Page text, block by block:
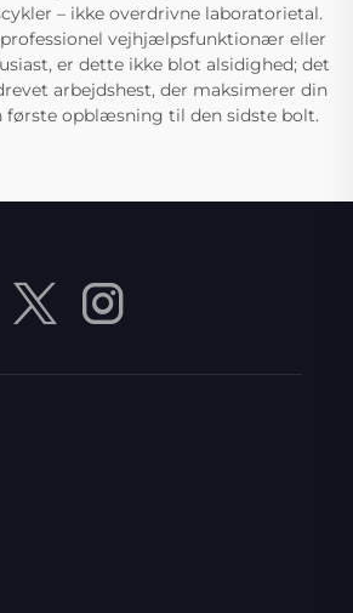
– ikke overdrivne laboratorietal.
vejhjælpsfunktionær eller
er dette ikke blot alsidighed; det
arbejdshest, der maksimerer din
første opblæsning til den sidste bolt.